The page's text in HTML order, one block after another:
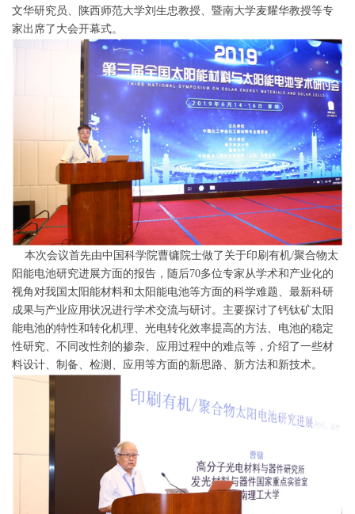
文华研究员、陕西师范大学刘生忠教授、暨南大学麦耀华教授等专
家出席了大会开幕式。
本次会议首先由中国科学院曹镛院士做了关于印刷有机/聚合物太
阳能电池研究进展方面的报告，随后70多位专家从学术和产业化的
视角对我国太阳能材料和太阳能电池等方面的科学难题、最新科研
成果与产业应用状况进行学术交流与研讨。主要探讨了钙钛矿太阳
能电池的特性和转化机理、光电转化效率提高的方法、电池的稳定
性研究、不同改性剂的掺杂、应用过程中的难点等，介绍了一些材
料设计、制备、检测、应用等方面的新思路、新方法和新技术。